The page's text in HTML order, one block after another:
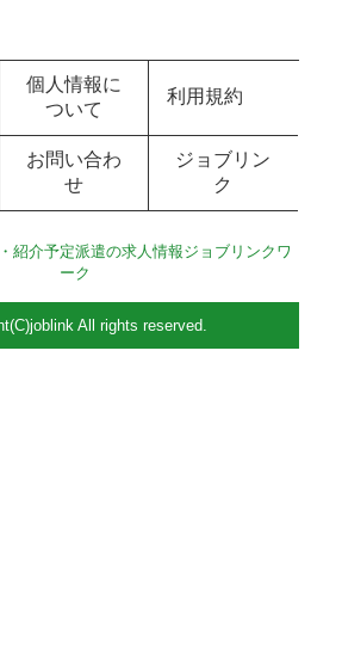
個人情報に
ついて
利用規約
お問い合わ
せ
ジョブリン
ク
紹介予定派遣の求人情報ジョブリンクワ
ーク
All rights reserved.